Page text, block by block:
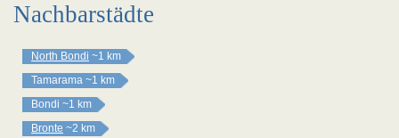
Nachbarstädte
North Bondi ~1 km
Tamarama ~1 km
Bondi ~1 km
Bronte ~2 km